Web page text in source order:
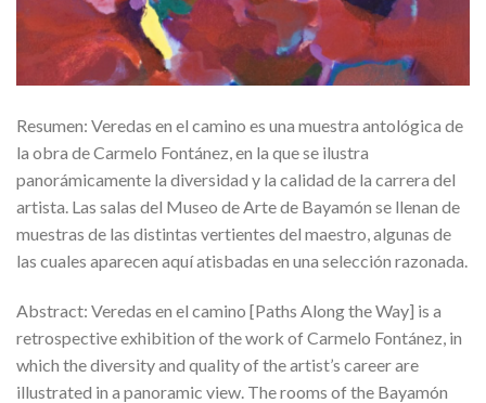
Resumen: Veredas en el camino es una muestra antológica de
la obra de Carmelo Fontánez, en la que se ilustra
panorámicamente la diversidad y la calidad de la carrera del
artista. Las salas del Museo de Arte de Bayamón se llenan de
muestras de las distintas vertientes del maestro, algunas de
las cuales aparecen aquí atisbadas en una selección razonada.
Abstract: Veredas en el camino [Paths Along the Way] is a
retrospective exhibition of the work of Carmelo Fontánez, in
which the diversity and quality of the artist’s career are
illustrated in a panoramic view. The rooms of the Bayamón